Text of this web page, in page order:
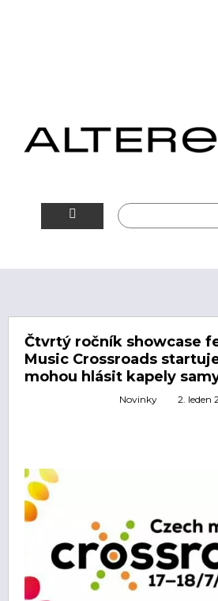
VIDEOTIP
ALTERSFÉRA
ARTEIN
ECHOLOKÁTOR
NADHLEDY
ZA OPONOU
ROZHOVORY
ŽIVĚ
EHP/NORSKÉ FONDY
LOGO KE STAŽENÍ
INZERCE
KONTAKTY
Čtvrtý ročník showcase
Music Crossroads
mohou hlásit kapely
Novinky 2. leden